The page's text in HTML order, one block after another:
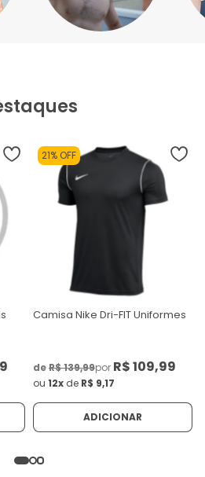
21% OFF
Camisa Nike Dri-FIT Uniformes
deR$ 139,99por R$ 109,99
ou 12x de R$ 9,17
ADICIONAR